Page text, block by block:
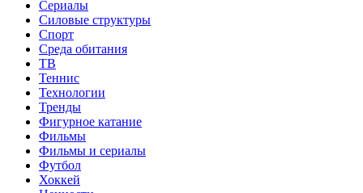
Сериалы
Силовые структуры
Спорт
Среда обитания
ТВ
Теннис
Технологии
Тренды
Фигурное катание
Фильмы
Фильмы и сериалы
Футбол
Хоккей